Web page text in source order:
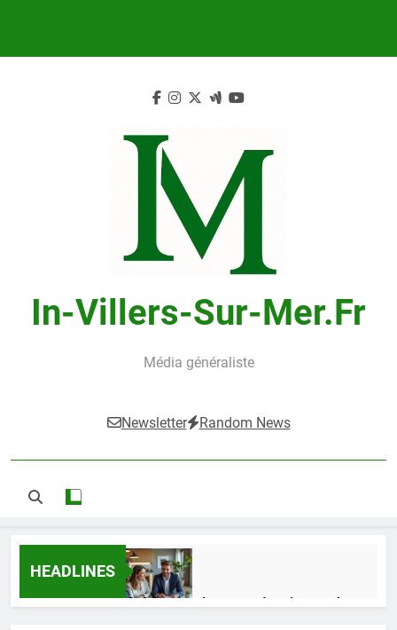
In-Villers-Sur-Mer.fr
Média généraliste
Newsletter Random News
HEADLINES
Guide complet pour réussir un achat